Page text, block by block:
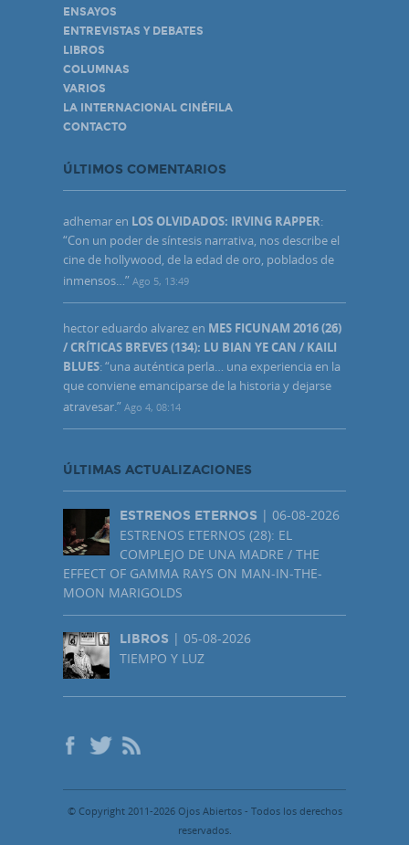
ENSAYOS
ENTREVISTAS Y DEBATES
LIBROS
COLUMNAS
VARIOS
LA INTERNACIONAL CINÉFILA
CONTACTO
ÚLTIMOS COMENTARIOS
adhemar en LOS OLVIDADOS: IRVING RAPPER:
“Con un poder de síntesis narrativa, nos describe el
cine de hollywood, de la edad de oro, poblados de
inmensos… ” Ago 5, 13:49
hector eduardo alvarez en MES FICUNAM 2016 (26)
/ CRÍTICAS BREVES (134): LU BIAN YE CAN / KAILI
BLUES: “una auténtica perla… una experiencia en la
que conviene emanciparse de la historia y dejarse
atravesar.” Ago 4, 08:14
ÚLTIMAS ACTUALIZACIONES
ESTRENOS ETERNOS | 06-08-2026
ESTRENOS ETERNOS (28): EL
COMPLEJO DE UNA MADRE / THE
EFFECT OF GAMMA RAYS ON MAN-IN-THE-
MOON MARIGOLDS
LIBROS | 05-08-2026
TIEMPO Y LUZ
© Copyright 2011-2026 Ojos Abiertos - Todos los derechos
reservados.